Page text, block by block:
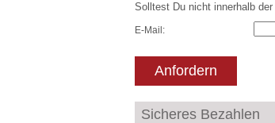
Solltest Du nicht innerhalb
E-Mail:
Anfordern
Sicheres Bezahlen